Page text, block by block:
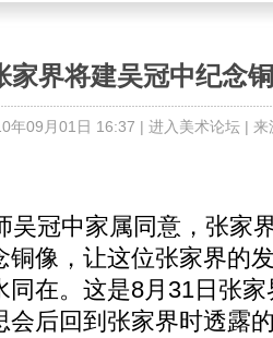
家界将建吴冠中纪念
年09月01日 16:37 | 进入美术论坛| 来
冠中家属同意，张家
铜像，让这位张家界的
同在。这是8月31日张
会后回到张家界时透露